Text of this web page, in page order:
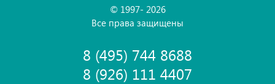
© 1997- 2026
Все права защищены
8 (495) 744 8688
8 (926) 111 4407